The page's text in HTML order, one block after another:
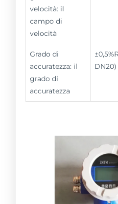
velocità: il
campo di
velocità
Grado di
accuratezza: il
grado di
accuratezza
DN20)